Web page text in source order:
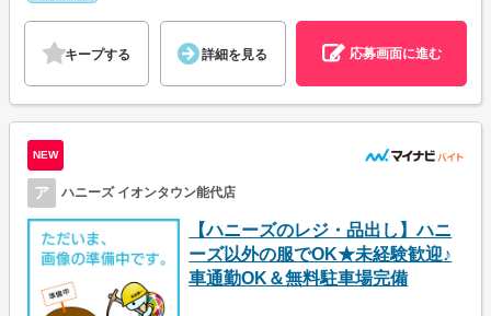
キープする 詳細を見る 応募画面に進む
NEW
ア ハニーズ イオンタウン能代店
【ハニーズのレジ・品出し】ハニ
ーズ以外の服でOK★未経験歓迎♪
車通勤OK＆無料駐車場完備